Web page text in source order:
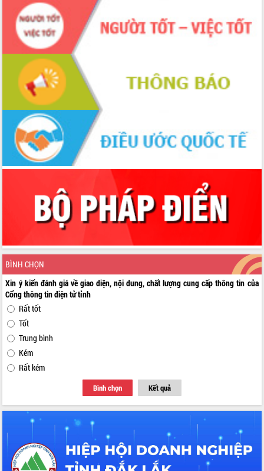
BÌNH CHỌN
Xin ý kiến đánh giá về giao diện, nội dung, chất lượng cung cấp thông tin của
Cổng thông tin điện tử tỉnh
Rất tốt
Tốt
Trung bình
Kém
Rất kém
Bình chọn Kết quả